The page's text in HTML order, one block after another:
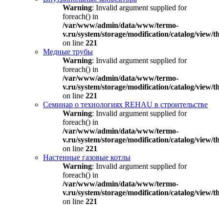
Warning: Invalid argument supplied for
foreach() in
/var/www/admin/data/www/termo-
v.ru/system/storage/modification/catalog/view/
on line 221
Медные трубы
Warning: Invalid argument supplied for
foreach() in
/var/www/admin/data/www/termo-
v.ru/system/storage/modification/catalog/view/
on line 221
Семинар о технологиях REHAU в строительстве
Warning: Invalid argument supplied for
foreach() in
/var/www/admin/data/www/termo-
v.ru/system/storage/modification/catalog/view/
on line 221
Настенные газовые котлы
Warning: Invalid argument supplied for
foreach() in
/var/www/admin/data/www/termo-
v.ru/system/storage/modification/catalog/view/
on line 221